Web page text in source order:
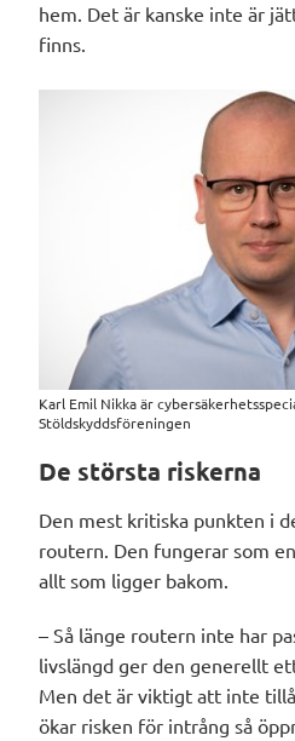
hem. Det är kanske inte är
finns.
Karl Emil Nikka är
Stöldskyddsföreningen
De största riskerna
Den mest kritiska punkten i
routern. Den fungerar som
allt som ligger bakom.
– Så länge routern inte har
livslängd ger den generellt
Men det är viktigt att inte
ökar risken för intrång så